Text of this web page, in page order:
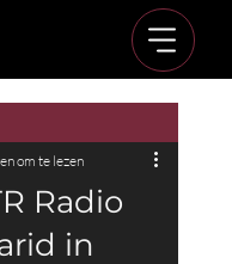
Radio
in
om te lezen